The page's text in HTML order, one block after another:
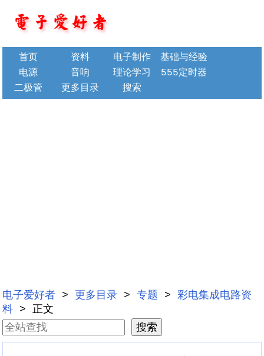
首页 资料 电子制作
基础与经验
电源
音响 理论学习
555定时器
二极管
更多目录 搜索
电子爱好者 > 更多目录 >专题 >彩电集成电路资
料 > 正文